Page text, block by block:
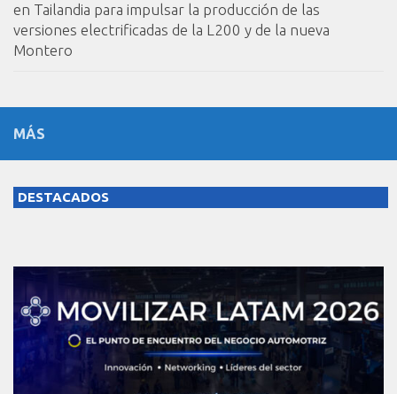
en Tailandia para impulsar la producción de las
versiones electrificadas de la L200 y de la nueva
Montero
MÁS
DESTACADOS